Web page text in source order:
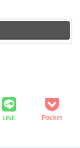
LINE Pocket